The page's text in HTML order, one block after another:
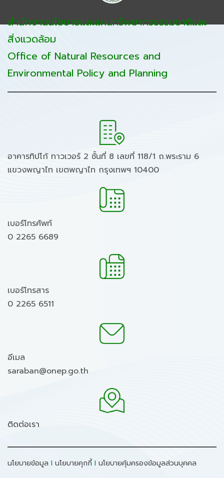
สำนักงานนโยบายและแผนทรัพยากรธรรมชาติและ
สิ่งแวดล้อม
Office of Natural Resources and
Environmental Policy and Planning
อาคารทิปโก้ ทาวเวอร์ 2 ชั้นที่ 8 เลขที่ 118/1 ถ.พระราม 6
แขวงพญาไท เขตพญาไท กรุงเทพฯ 10400
เบอร์โทรศัพท์
0 2265 6689
เบอร์โทรสาร
0 2265 6511
อีเมล
saraban@onep.go.th
ติดต่อเรา
นโยบายข้อมูล I นโยบายคุกกี้I นโยบายคุ้มครองข้อมูลส่วนบุคคล